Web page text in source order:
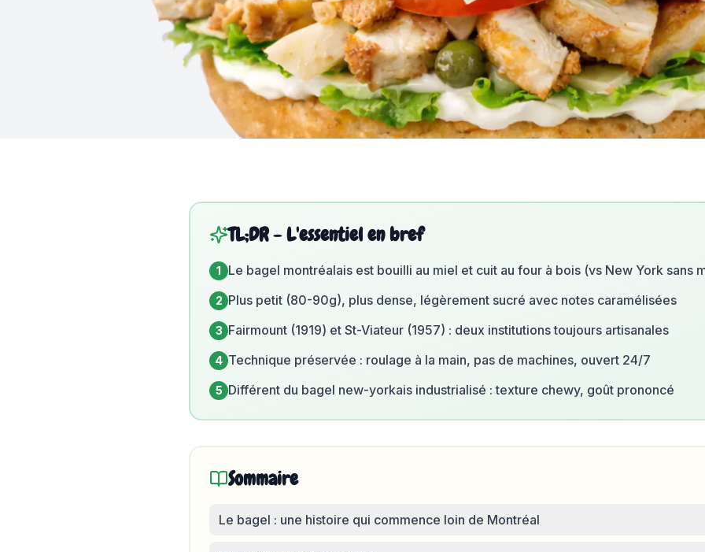
TL;DR - L'essentiel en bref
1 Le bagel montréalais est bouilli au miel et cuit au four à bois (vs New York sans
2 Plus petit (80-90g), plus dense, légèrement sucré avec notes caramélisées
3 Fairmount (1919) et St-Viateur (1957) : deux institutions toujours artisanales
4 Technique préservée : roulage à la main, pas de machines, ouvert 24/7
5 Différent du bagel new-yorkais industrialisé : texture chewy, goût prononcé
Sommaire
Le bagel : une histoire qui commence loin de Montréal